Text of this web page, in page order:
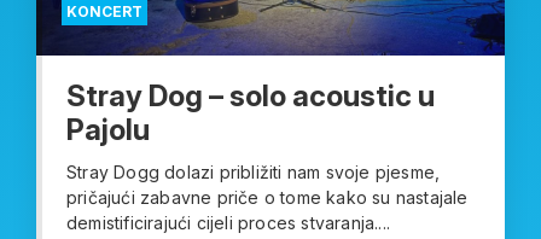
KONCERT
Stray Dog – solo acoustic u
Pajolu
Stray Dogg dolazi približiti nam svoje pjesme,
pričajući zabavne priče o tome kako su nastajale
demistificirajući cijeli proces stvaranja....